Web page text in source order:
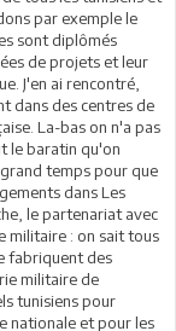
par exemple le
sont diplômés
de projets et leur
J'en ai rencontré,
dans des centres de
La-bas on n'a pas
le baratin qu'on
temps pour que
dans Les
le partenariat avec
militaire : on sait tous
fabriquent des
militaire de
tunisiens pour
nationale et pour les